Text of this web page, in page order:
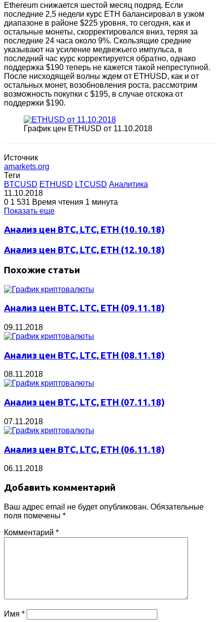
Ethereum снижается шестой месяц подряд. Если
последние 2,5 недели курс ETH балансировал в узком
диапазоне в районе $225 уровня, то сегодня, как и
остальные монеты, скорректировался вниз, теряя за
последние 24 часа около 9%. Скользящие средние
указывают на усиление медвежьего импульса, в
последний час курс корректируется обратно, однако
поддержка $190 теперь не кажется такой непреступной.
После нисходящей волны ждем от ETHUSD, как и от
остальных монет, возобновления роста, рассмотрим
возможность покупки с $195, в случае отскока от
поддержки $190.
График цен ETHUSD от 11.10.2018
Источник
amarkets.org
Теги
BTCUSD ETHUSD LTCUSD Аналитика
11.10.2018
0 1 531 Время чтения 1 минута
Показать еще
Анализ цен BTC, LTC, ETH (10.10.18)
Анализ цен BTC, LTC, ETH (12.10.18)
Похожие статьи
Анализ цен BTC, LTC, ETH (09.11.18)
09.11.2018
Анализ цен BTC, LTC, ETH (08.11.18)
08.11.2018
Анализ цен BTC, LTC, ETH (07.11.18)
07.11.2018
Анализ цен BTC, LTC, ETH (06.11.18)
06.11.2018
Добавить комментарий
Ваш адрес email не будет опубликован. Обязательные
поля помечены *
Комментарий *
Имя *